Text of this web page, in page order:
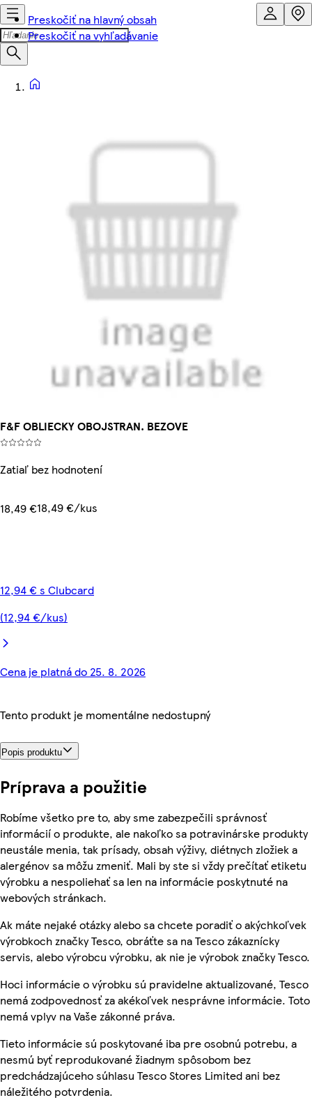
Preskočiť na hlavný obsah
Preskočiť na vyhľadávanie
F&F OBLIECKY OBOJSTRAN. BEZOVE
Zatiaľ bez hodnotení
18,49 €18,49 €/kus
12,94 € s Clubcard
(12,94 €/kus)
Cena je platná do 25. 8. 2026
Tento produkt je momentálne nedostupný
Popis produktu
Príprava a použitie
Robíme všetko pre to, aby sme zabezpečili správnosť
informácií o produkte, ale nakoľko sa potravinárske produkty
neustále menia, tak prísady, obsah výživy, diétnych zložiek a
alergénov sa môžu zmeniť. Mali by ste si vždy prečítať etiketu
výrobku a nespoliehať sa len na informácie poskytnuté na
webových stránkach.
Ak máte nejaké otázky alebo sa chcete poradiť o akýchkoľvek
výrobkoch značky Tesco, obráťte sa na Tesco zákaznícky
servis, alebo výrobcu výrobku, ak nie je výrobok značky Tesco.
Hoci informácie o výrobku sú pravidelne aktualizované, Tesco
nemá zodpovednosť za akékoľvek nesprávne informácie. Toto
nemá vplyv na Vaše zákonné práva.
Tieto informácie sú poskytované iba pre osobnú potrebu, a
nesmú byť reprodukované žiadnym spôsobom bez
predchádzajúceho súhlasu Tesco Stores Limited ani bez
náležitého potvrdenia.